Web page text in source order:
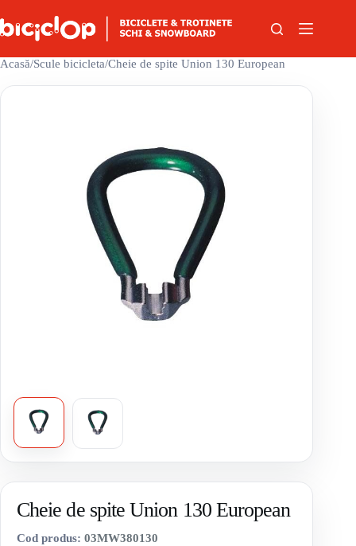
Acasă/Scule bicicleta/Cheie de spite Union 130 European
Cheie de spite Union 130 European
Cod produs: 03MW380130